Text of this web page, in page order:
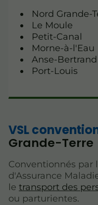
Nord Grande-
Le Moule
Petit-Canal
Morne-à-l'Eau
Anse-Bertrand
Port-Louis
VSL
Grande-Terre
Conventionnés par
d'Assurance
letransport des
ou parturientes.